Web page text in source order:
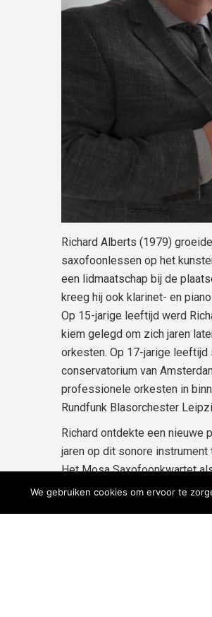
Richard Alberts (1979)
saxofoonlessen op het
een lidmaatschap bij de
kreeg hij ook klarinet- en
Op 15-jarige leeftijd werd
kiem gelegd om zich jaren
orkesten. Op 17-jarige
conservatorium van
professionele orkesten in
Rundfunk Blasorchester
Richard ontdekte een nieuwe
jaren op dit sonore
Het Mosa Saxofoonkwartet
op. Hij legde zich meer en
We gebruiken cookies om ervoor te